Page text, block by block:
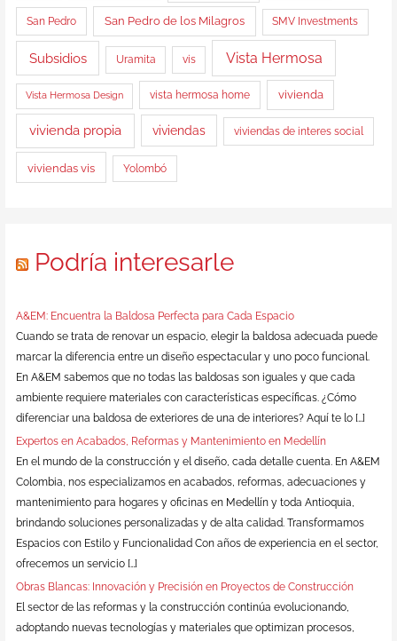
San Pedro San Pedro de los Milagros SMV Investments
Subsidios Uramita vis Vista Hermosa
Vista Hermosa Design vista hermosa home vivienda
vivienda propia viviendas viviendas de interes social
viviendas vis Yolombó
Podría interesarle
A&EM: Encuentra la Baldosa Perfecta para Cada Espacio
Cuando se trata de renovar un espacio, elegir la baldosa adecuada puede
marcar la diferencia entre un diseño espectacular y uno poco funcional.
En A&EM sabemos que no todas las baldosas son iguales y que cada
ambiente requiere materiales con características específicas. ¿Cómo
diferenciar una baldosa de exteriores de una de interiores? Aquí te lo […]
Expertos en Acabados, Reformas y Mantenimiento en Medellín
En el mundo de la construcción y el diseño, cada detalle cuenta. En A&EM
Colombia, nos especializamos en acabados, reformas, adecuaciones y
mantenimiento para hogares y oficinas en Medellín y toda Antioquia,
brindando soluciones personalizadas y de alta calidad. Transformamos
Espacios con Estilo y Funcionalidad Con años de experiencia en el sector,
ofrecemos un servicio […]
Obras Blancas: Innovación y Precisión en Proyectos de Construcción
El sector de las reformas y la construcción continúa evolucionando,
adoptando nuevas tecnologías y materiales que optimizan procesos,